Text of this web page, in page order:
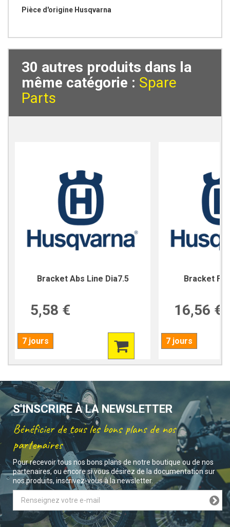
Pièce d'origine Husqvarna
30 autres produits dans la
même catégorie : Spare
Parts
Bracket Abs Line Dia7.5
5,58 €
7 jours
Bracket
16,56 €
7 jours
S'INSCRIRE À LA NEWSLETTER
Bénéficier de tous les bons plans de nos
partenaires
Pour recevoir tous nos bons plans de notre boutique ou de nos
partenaires, ou encore si vous désirez de la documentation sur
nos produits, inscrivez-vous à la newsletter.